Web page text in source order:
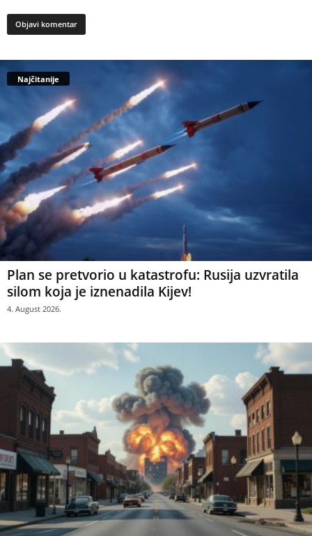
Najčitanije
Plan se pretvorio u katastrofu: Rusija uzvratila
silom koja je iznenadila Kijev!
4. August 2026.